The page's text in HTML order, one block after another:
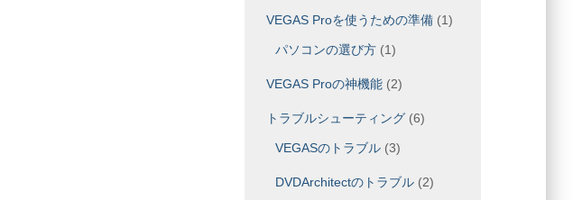
VEGAS Proを使うための準備(1)
パソコンの選び方(1)
VEGAS Proの神機能(2)
トラブルシューティング(6)
VEGASのトラブル(3)
DVDArchitectのトラブル(2)